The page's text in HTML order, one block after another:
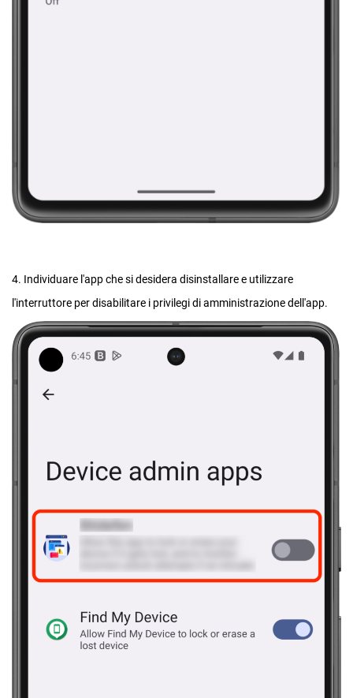
4. Individuare l'app che si desidera disinstallare e utilizzare
l'interruttore per disabilitare i privilegi di amministrazione dell'app.